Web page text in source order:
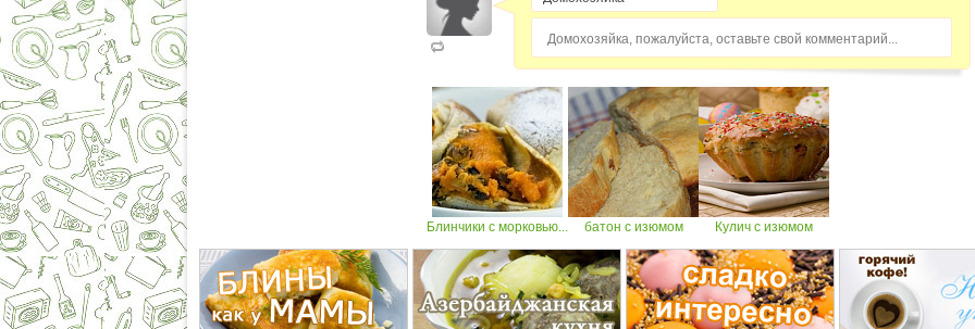
Домохозяйка, пожалуйста, оставьте свой комментарий...
Блинчики с морковью... батон с изюмом Кулич с изюмом